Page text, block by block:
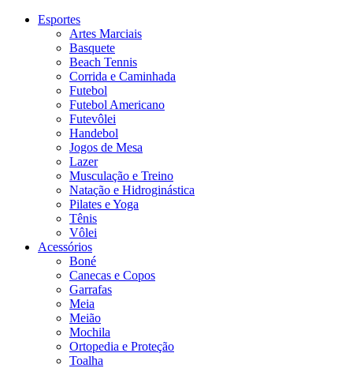
Esportes
Artes Marciais
Basquete
Beach Tennis
Corrida e Caminhada
Futebol
Futebol Americano
Futevôlei
Handebol
Jogos de Mesa
Lazer
Musculação e Treino
Natação e Hidroginástica
Pilates e Yoga
Tênis
Vôlei
Acessórios
Boné
Canecas e Copos
Garrafas
Meia
Meião
Mochila
Ortopedia e Proteção
Toalha